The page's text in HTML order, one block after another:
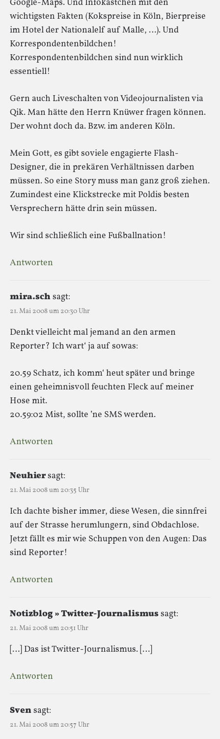
Google-Maps. Und Infokästchen mit den
wichtigsten Fakten (Kokspreise in Köln, Bierpreise
im Hotel der Nationalelf auf Malle, …). Und
Korrespondentenbildchen!
Korrespondentenbildchen sind nun wirklich
essentiell!
Gern auch Liveschalten von Videojournalisten via
Qik. Man hätte den Herrn Knüwer fragen können.
Der wohnt doch da. Bzw. im anderen Köln.
Mein Gott, es gibt soviele engagierte Flash-
Designer, die in prekären Verhältnissen darben
müssen. So eine Story muss man ganz groß ziehen.
Zumindest eine Klickstrecke mit Poldis besten
Versprechern hätte drin sein müssen.
Wir sind schließlich eine Fußballnation!
Antworten
mira.sch sagt:
21. Mai 2008 um 20:30 Uhr
Denkt vielleicht mal jemand an den armen
Reporter? Ich wart‘ ja auf sowas:
20.59 Schatz, ich komm‘ heut später und bringe
einen geheimnisvoll feuchten Fleck auf meiner
Hose mit.
20.59:02 Mist, sollte ’ne SMS werden.
Antworten
Neuhiersagt:
21. Mai 2008 um 20:35 Uhr
Ich dachte bisher immer, diese Wesen, die sinnfrei
auf der Strasse herumlungern, sind Obdachlose.
Jetzt fällt es mir wie Schuppen von den Augen: Das
sind Reporter!
Antworten
Notizblog » Twitter-Journalismussagt:
21. Mai 2008 um 20:51 Uhr
[…] Das ist Twitter-Journalismus. […]
Antworten
Svensagt:
21. Mai 2008 um 20:57 Uhr